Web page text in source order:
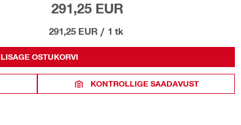
291,25 EUR
291,25 EUR / 1 tk
LISAGE OSTUKORVI
KONTROLLIGE SAADAVUST